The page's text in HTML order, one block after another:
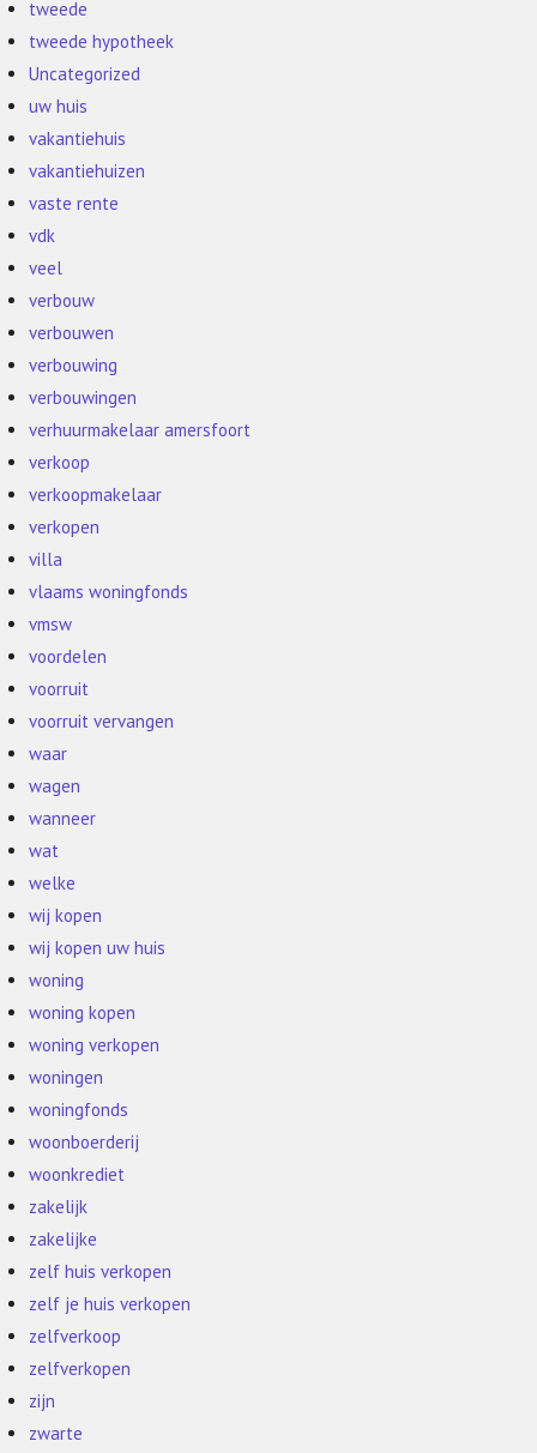
tweede
tweede hypotheek
Uncategorized
uw huis
vakantiehuis
vakantiehuizen
vaste rente
vdk
veel
verbouw
verbouwen
verbouwing
verbouwingen
verhuurmakelaar amersfoort
verkoop
verkoopmakelaar
verkopen
villa
vlaams woningfonds
vmsw
voordelen
voorruit
voorruit vervangen
waar
wagen
wanneer
wat
welke
wij kopen
wij kopen uw huis
woning
woning kopen
woning verkopen
woningen
woningfonds
woonboerderij
woonkrediet
zakelijk
zakelijke
zelf huis verkopen
zelf je huis verkopen
zelfverkoop
zelfverkopen
zijn
zwarte